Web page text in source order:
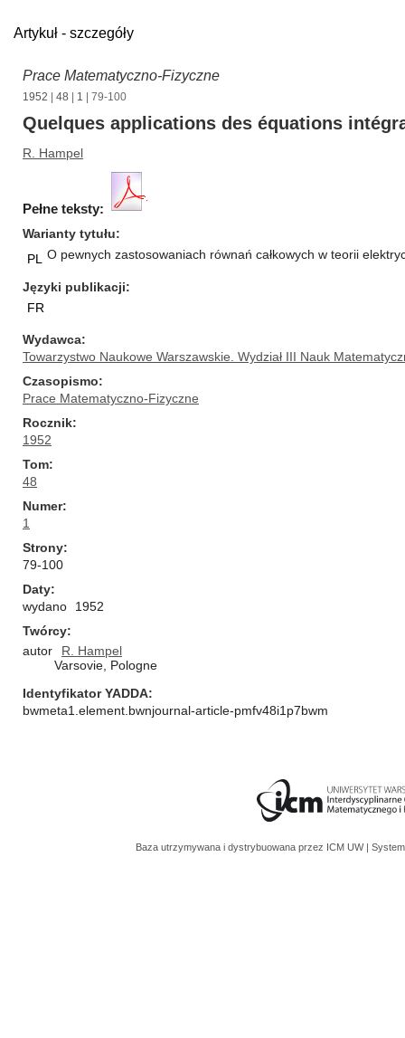
Artykuł - szczegóły
Prace Matematyczno-Fizyczne
1952 48 1 | 79-100
Quelques applications des équations
R. Hampel
Pełne teksty:
Warianty tytułu
PL
O pewnych zastosowaniach równań całkowych w teorii
Języki publikacji
FR
Wydawca
Towarzystwo Naukowe Warszawskie. Wydział III Nauk
Czasopismo
Prace Matematyczno-Fizyczne
Rocznik
1952
Tom
48
Numer
1
Strony
79-100
Daty
wydano
1952
Twórcy
autor
R. Hampel
Varsovie, Pologne
Identyfikator YADDA
bwmeta1.element.bwnjournal-article-pmfv48i1p7bwm
Baza utrzymywana i dystrybuowana przez ICM UW |